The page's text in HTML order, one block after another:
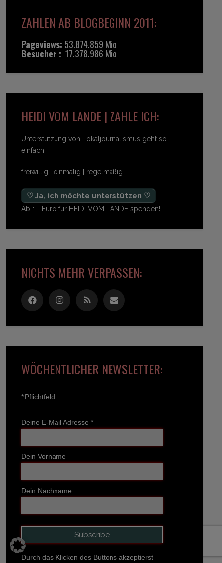
ZAHLEN AB BLOGBEGINN 2011:
Pageviews: 53.874.859 Mio
Besucher : 17.378.986 Mio
HEIDI VOM LANDE | ZAHLE ICH:
Unterstützung von Lokaljournalismus geht so
einfach:
freiwillig | einmalig | regelmäßig
♡ Ja, ich möchte unterstützen ♡
Ab 1,- Euro für HEIDI VOM LANDE spenden!
NICHTS MEHR VERPASSEN:
WÖCHENTLICHER NEWSLETTER:
*Pflichtfeld
Deine E-Mail Adresse *
Dein Vorname
Dein Nachname
Durch das Klicken des Buttons akzeptierst